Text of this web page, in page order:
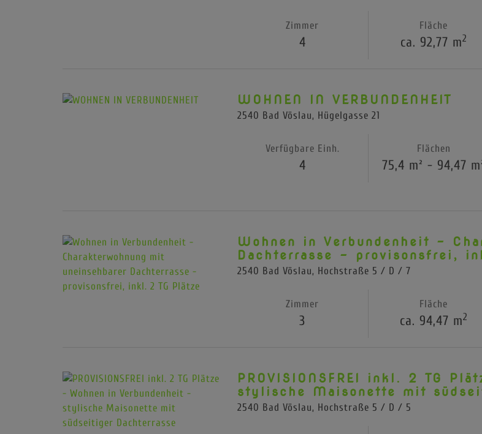
Zimmer
4
Fläche
ca. 92,77 m2
WOHNEN IN VERBUNDENHEIT
2540 Bad Vöslau, Hügelgasse 21
Verfügbare Einh.
4
Flächen
75,4 m² - 94,47
Wohnen in Verbundenheit -
Dachterrasse - provisonsfrei,
2540 Bad Vöslau, Hochstraße 5 / D / 7
Zimmer
3
Fläche
ca. 94,47 m2
PROVISIONSFREI inkl. 2 TG
stylische Maisonette mit
2540 Bad Vöslau, Hochstraße 5 / D / 5